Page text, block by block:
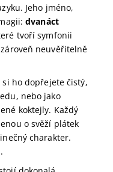
Jeho jméno,
dvanáct
tvoří symfonii
neuvěřitelně
si ho dopřejete čistý,
nebo jako
koktejly. Každý
o svěží plátek
charakter.